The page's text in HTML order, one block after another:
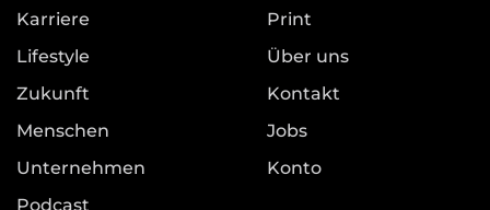
Karriere
Lifestyle
Zukunft
Menschen
Unternehmen
Podcast
Print
Über uns
Kontakt
Jobs
Konto